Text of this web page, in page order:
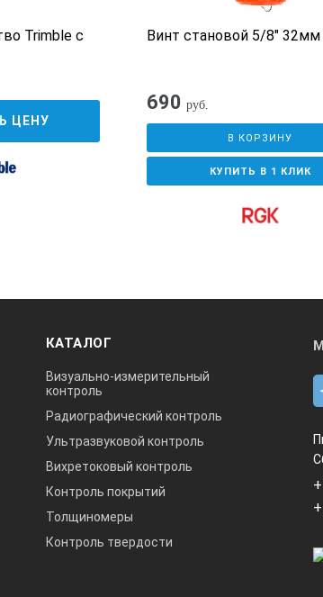
Trimble с
ЦЕНУ
Винт становой 5/8" 32мм
690 руб.
В КОРЗИНУ
КУПИТЬ В 1 КЛИК
КАТАЛОГ
Визуально-измерительный
контроль
Радиографический контроль
Ультразвуковой контроль
Вихретоковый контроль
Контроль покрытий
Толщиномеры
Контроль твердости